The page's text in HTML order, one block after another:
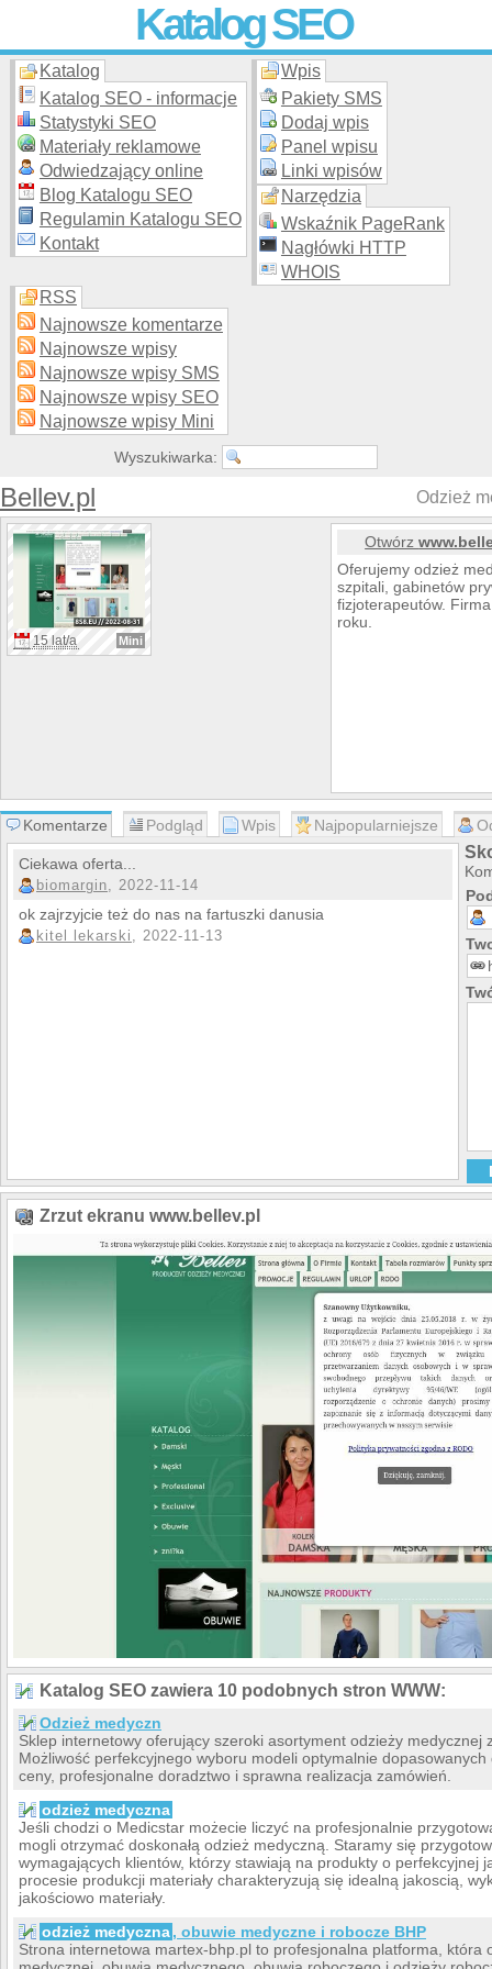
Katalog SEO
Skuteczna i promocja stron WWW –
moderowanego katalogu za darmo!
Katalog
Katalog SEO - informacje
Statystyki SEO
Materiały reklamowe
Odwiedzający online
Blog Katalogu SEO
Regulamin Katalogu SEO
Kontakt
Wpis
Pakiety SMS
Dodaj wpis
Panel wpisu
Linki wpisów
Narzędzia
Wskaźnik PageRank
Nagłówki HTTP
WHOIS
RSS
Najnowsze komentarze
Najnowsze wpisy
Najnowsze wpisy SMS
Najnowsze wpisy SEO
Najnowsze wpisy Mini
Wyszukiwarka:
Bellev.pl Odzież
15 lat/a Mini
Otwórz
Oferujemy odzież
szpitali, gabinetów
fizjoterapeutów.
roku.
Komentarze Podgląd Wpis Najpopularniejsze
Ciekawa oferta...
biomargin, 2022-11-14
ok zajrzyjcie też do nas na fartuszki danusia
kitel lekarski , 2022-11-13
Zrzut ekranu www.bellev.pl
Katalog SEO zawiera 10 podobnych stron WWW:
Odzież medyczn
Sklep internetowy oferujący szeroki asortyment odzieży medycznej
Możliwość perfekcyjnego wyboru modeli optymalnie
ceny, profesjonalne doradztwo i sprawna realizacja zamówień.
odzież medyczna
Jeśli chodzi o Medicstar możecie liczyć na profesjonalnie
mogli otrzymać doskonałą odzież medyczną. Staramy się
wymagających klientów, którzy stawiają na produkty o perfekcyjnej
procesie produkcji materiały charakteryzują się idealną jakoscią,
jakościowo materiały.
odzież medyczna, obuwie medyczne i robocze BHP
Strona internetowa martex-bhp.pl to profesjonalna platforma, która